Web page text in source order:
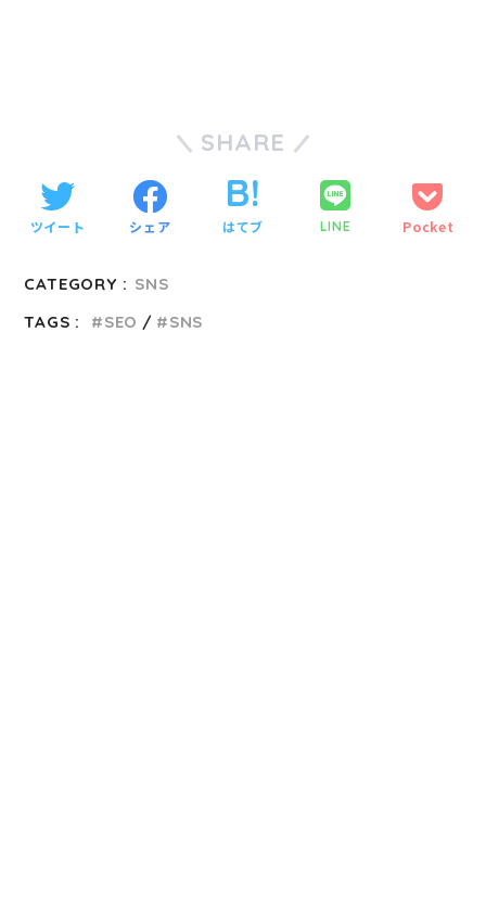
SHARE
ツイート シェア はてブ LINE Pocket
CATEGORY : SNS
TAGS :
SEO SNS